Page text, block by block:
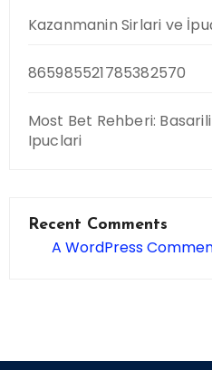
Kazanmanin Sirlari ve
865985521785382570
Most Bet Rehberi:
Ipuclari
Recent Comments
A WordPress